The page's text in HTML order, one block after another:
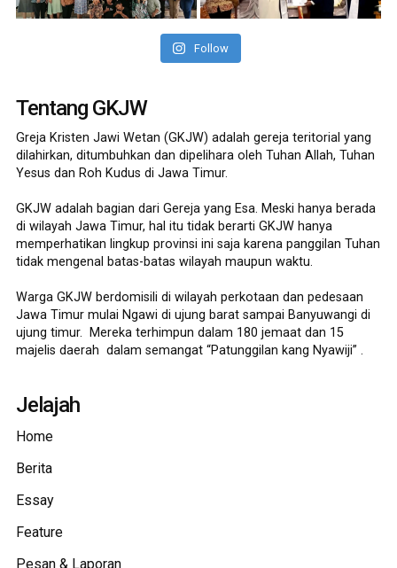
Follow
Tentang GKJW
Greja Kristen Jawi Wetan (GKJW) adalah gereja teritorial yang
dilahirkan, ditumbuhkan dan dipelihara oleh Tuhan Allah, Tuhan
Yesus dan Roh Kudus di Jawa Timur.
GKJW adalah bagian dari Gereja yang Esa. Meski hanya berada
di wilayah Jawa Timur, hal itu tidak berarti GKJW hanya
memperhatikan lingkup provinsi ini saja karena panggilan Tuhan
tidak mengenal batas-batas wilayah maupun waktu.
Warga GKJW berdomisili di wilayah perkotaan dan pedesaan
Jawa Timur mulai Ngawi di ujung barat sampai Banyuwangi di
ujung timur. Mereka terhimpun dalam 180 jemaat dan 15
majelis daerah dalam semangat “Patunggilan kang Nyawiji” .
Jelajah
Home
Berita
Essay
Feature
Pesan & Laporan